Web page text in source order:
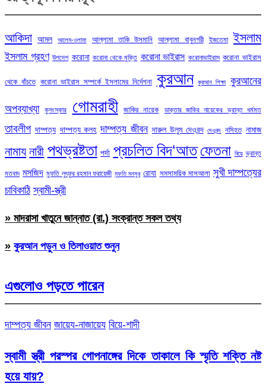
আকিদা আমল আলেম-ওলামা আল্লামা তাকি উসমানি আল্লামা বাবুনগরী ইজতেমা ইসলাম
ইসলাম গ্রহণ উপদেশ করোনা করোনা থেকে মুক্তি করোনা ভাইরাস করোনাভাইরাস করোনা ভাইরাস
থেকে বাঁচতে করোনা ভাইরাস সম্পর্কে ইসলামের নির্দেশনা কুরআন কুরআন শিক্ষা কুরআনের
অপব্যাখ্যা কুসংস্কার গোমরাহী জাকির নায়েক ডাক্তার জাকির নায়েকের ভ্রান্ত ধর্মমত
তাবলীগ দাম্পত্য দাম্পত্য কলহ দাম্পত্য জীবন দারুল উলুম দেওবন্দ দেওবন্দ নসিহত নামাজ
নামায নারী পথভ্রষ্টতা পর্দা প্রচলিত বিদ‘আত ফেতনা বিয়ে ভ্রান্ত
মতবাদ মসজিদ মুফতি লুৎফুর রহমান ফরায়েজী মুফতি মনসুর রোযা সমসাময়িক মাসআলা সুখী দাম্পত্যের
চাবিকাঠি স্বামী-স্ত্রী
» মাদরাসা খাতুনে জান্নাত (রা.) সংক্রান্ত সকল তথ্য
» কুরআন পড়ুন ও তিলাওয়াত শুনুন
এগুলোও পড়তে পারেন
দাম্পত্য জীবন জায়েয-নাজায়েয বিয়ে-শাদী
স্বামী স্ত্রী পরস্পর গোপনাঙ্গের দিকে তাকালে কি স্মৃতি শক্তি নষ্ট
হয়ে যায়?